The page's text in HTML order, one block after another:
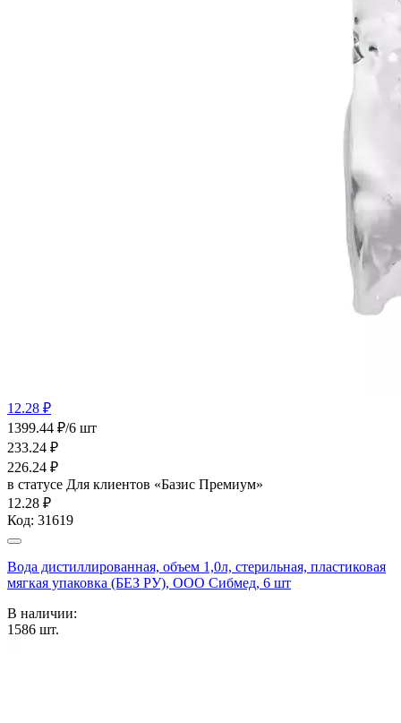
12.28 ₽
1399.44 ₽/6 шт
233.24 ₽
226.24 ₽
в статусе Для клиентов «Базис Премиум»
12.28 ₽
Код: 31619
Вода дистиллированная, объем 1,0л, стерильная, пластиковая
мягкая упаковка (БЕЗ РУ), ООО Сибмед, 6 шт
В наличии:
1586 шт.